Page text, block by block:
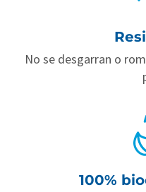
No se desgarran o
100%